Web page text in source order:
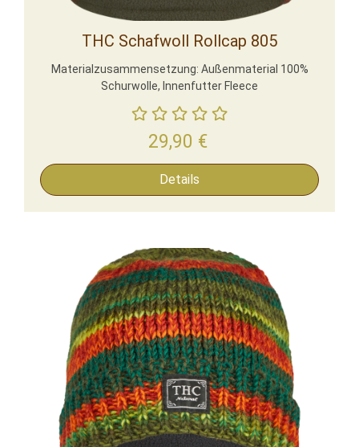
THC Schafwoll Rollcap 805
Materialzusammensetzung: Außenmaterial 100%
Schurwolle, Innenfutter Fleece
29,90 €
Details